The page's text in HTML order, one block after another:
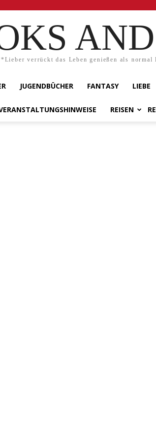
verrückt das Leben genießen als
JUGENDBÜCHER FANTASY LIEBE
REISEN